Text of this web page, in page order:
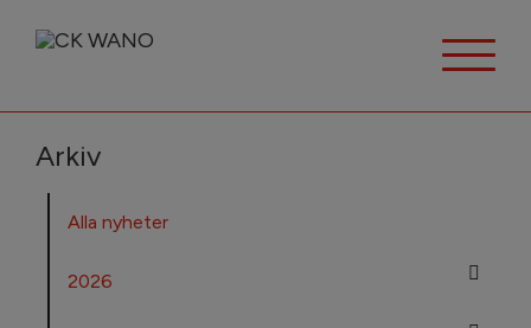
Arkiv
Alla nyheter
2026